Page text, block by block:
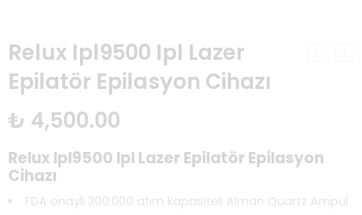
Relux Ipl9500 Ipl Lazer
Epilatör Epilasyon Cihazı
₺ 4,500.00
Relux Ipl9500 Ipl Lazer Epilatör Epilasyon
Cihazı
FDA onaylı 300.000 atım kapasiteli Alman Quartz Ampul